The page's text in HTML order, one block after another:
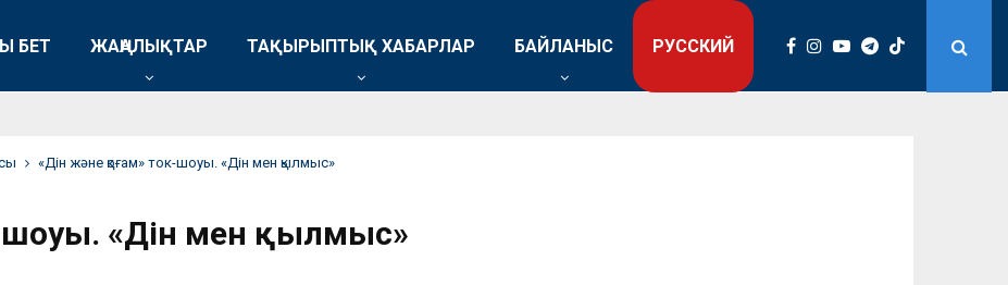
БЕТ ЖАҢАЛЫҚТАР ТАҚЫРЫПТЫҚ ХАБАРЛАР БАЙЛАНЫС РУССКИЙ
«Дін және қоғам» ток-шоуы. «Дін мен қылмыс»
шоуы. «Дін мен қылмыс»